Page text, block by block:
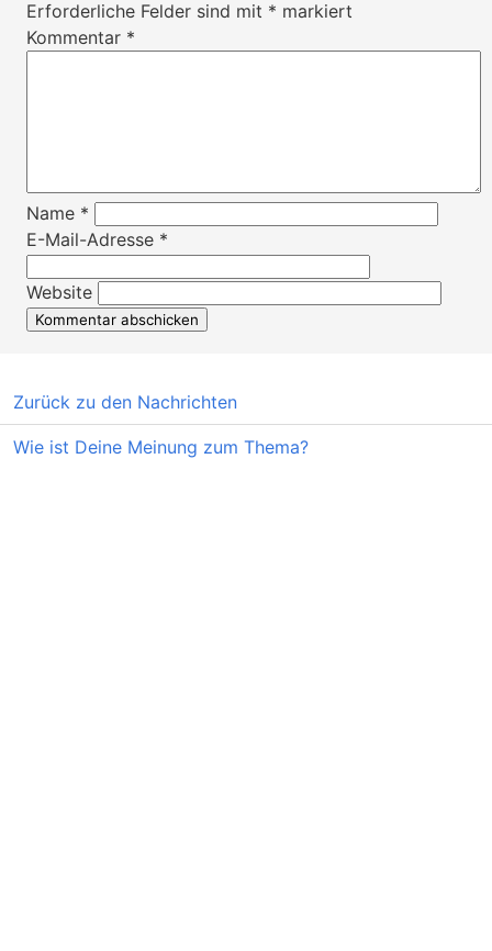
Erforderliche Felder sind mit * markiert
Kommentar *
Name *
E-Mail-Adresse *
Website
Zurück zu den Nachrichten
Wie ist Deine Meinung zum Thema?